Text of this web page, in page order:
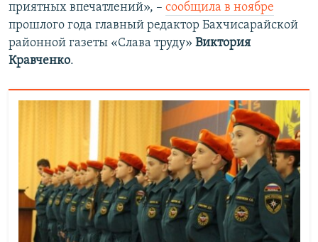
приятных впечатлений», – сообщила в ноябре
прошлого года главный редактор Бахчисарайской
районной газеты «Слава труду» Виктория
Кравченко.